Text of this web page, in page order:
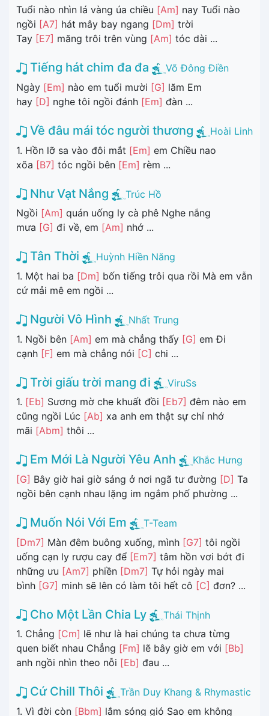
Tuổi nào nhìn lá vàng úa chiều [Am] nay Tuổi nào
ngồi [A7] hát mây bay ngang [Dm] trời
Tay [E7] măng trôi trên vùng [Am] tóc dài ...
Tiếng hát chim đa đa
Võ Đông Điền
Ngày [Em] nào em tuổi mười [G] lăm Em
hay [D] nghe tôi ngồi đánh [Em] đàn ...
Về đâu mái tóc người thương
Hoài Linh
1. Hồn lỡ sa vào đôi mắt [Em] em Chiều nao
xõa [B7] tóc ngồi bên [Em] rèm ...
Như Vạt Nắng
Trúc Hồ
Ngồi [Am] quán uống ly cà phê Nghe nắng
mưa [G] đi về, em [Am] nhớ ...
Tân Thời
Huỳnh Hiền Năng
1. Một hai ba [Dm] bốn tiếng trôi qua rồi Mà em vẫn
cứ mải mê em ngồi ...
Người Vô Hình
Nhất Trung
1. Ngồi bên [Am] em mà chẳng thấy [G] em Đi
cạnh [F] em mà chẳng nói [C] chi ...
Trời giấu trời mang đi
ViruSs
1. [Eb] Sương mờ che khuất đồi [Eb7] đêm nào em
cũng ngồi Lúc [Ab] xa anh em thật sự chỉ nhớ
mãi [Abm] thôi ...
Em Mới Là Người Yêu Anh
Khắc Hưng
[G] Bây giờ hai giờ sáng ở nơi ngã tư đường [D] Ta
ngồi bên cạnh nhau lặng im ngắm phố phường ...
Muốn Nói Với Em
T-Team
[Dm7] Màn đêm buông xuống, mình [G7] tôi ngồi
uống cạn ly rượu cay để [Em7] tâm hồn vơi bớt đi
những ưu [Am7] phiền [Dm7] Tự hỏi ngày mai
bình [G7] minh sẽ lên có làm tôi hết cô [C] đơn? ...
Cho Một Lần Chia Ly
Thái Thịnh
1. Chẳng [Cm] lẽ như là hai chúng ta chưa từng
quen biết nhau Chẳng [Fm] lẽ bây giờ em với [Bb]
anh ngồi nhìn theo nỗi [Eb] đau ...
Cứ Chill Thôi
Trần Duy Khang & Rhymastic
1. Vì đời còn [Bbm] lắm sóng gió Sao em không